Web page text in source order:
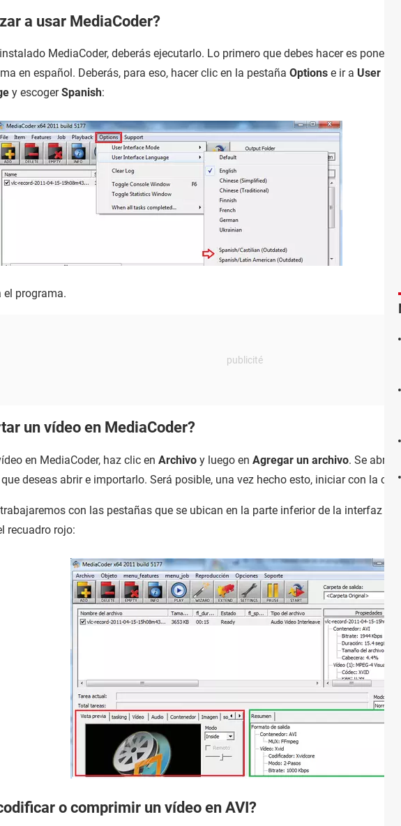
a usar MediaCoder?
MediaCoder, deberás ejecutarlo. Lo primero que debes hacer es poner la
en español. Deberás, para eso, hacer clic en la pestaña Options e ir a User
y escogerSpanish:
el programa.
un vídeo en MediaCoder?
en MediaCoder, haz clic en Archivo y luego en Agregar un archivo. Se
deseas abrir e importarlo. Será posible, una vez hecho esto, iniciar con la
con las pestañas que se ubican en la parte inferior de la interfaz del
recuadro rojo:
o comprimir un vídeo en AVI?